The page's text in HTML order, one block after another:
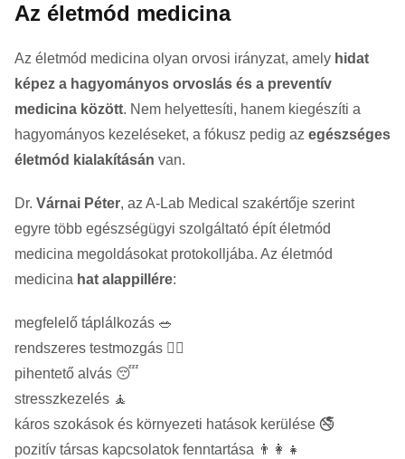
Az életmód medicina
Az életmód medicina olyan orvosi irányzat, amely hidat
képez a hagyományos orvoslás és a preventív
medicina között. Nem helyettesíti, hanem kiegészíti a
hagyományos kezeléseket, a fókusz pedig az egészséges
életmód kialakításán van.
Dr. Várnai Péter, az A-Lab Medical szakértője szerint
egyre több egészségügyi szolgáltató épít életmód
medicina megoldásokat protokolljába. Az életmód
medicina hat alappillére:
megfelelő táplálkozás 🥗
rendszeres testmozgás 🏃‍♀️
pihentető alvás 😴
stresszkezelés 🧘
káros szokások és környezeti hatások kerülése 🚭
pozitív társas kapcsolatok fenntartása 👨‍👩‍👧